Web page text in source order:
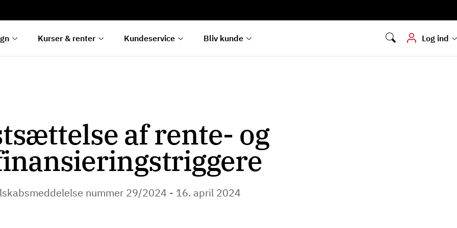
Kurser & renter Kundeservice Bliv kunde Log ind
Hvis du skal
dokumenter digitalt
af rente- og
nummer 29/2024 - 16. april 2024